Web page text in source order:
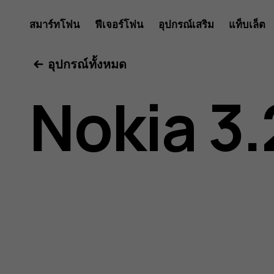
คู่มือ
ผู้
ใช้
สมาร์ทโฟน ฟีเจอร์โฟน อุปกรณ์เสริม แท็บเล็ต
อุปกรณ์ทั้งหมด
Nokia